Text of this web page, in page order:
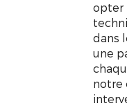
opter
dans
une
notre